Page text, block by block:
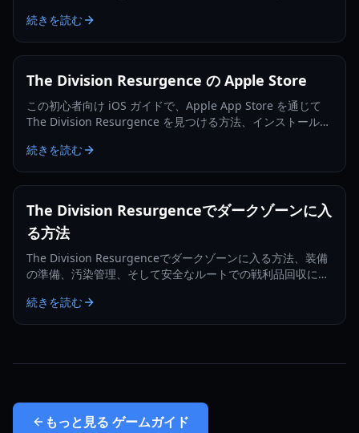
続きを読む
The Division Resurgence の Apple Store
この初心者向け iOS ガイドで、Apple App Store を通じて
The Division Resurgence を見つける方法、インストール、
続きを読む
The Division Resurgenceでダークゾーンに入
る方法
The Division Resurgenceでダークゾーンに入る方法、装備
の準備、汚染管理、そして安全なルートでの戦利品回収につ
続きを読む
もっと見る ゲームガイド